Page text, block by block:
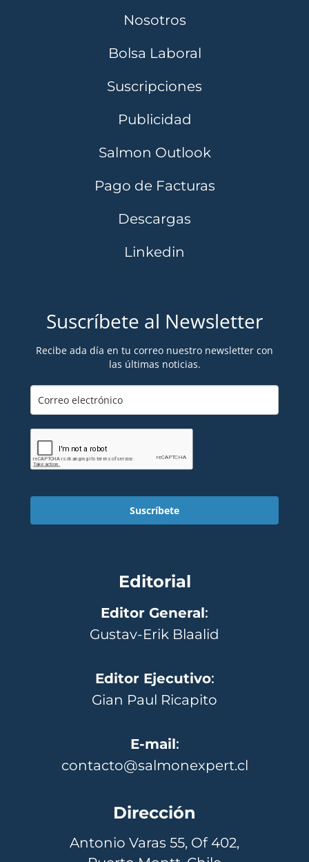
Nosotros
Bolsa Laboral
Suscripciones
Publicidad
Salmon Outlook
Pago de Facturas
Descargas
Linkedin
Suscríbete al Newsletter
Recibe ada día en tu correo nuestro newsletter con
las últimas noticias.
Suscríbete
Editorial
Editor General:
Gustav-Erik Blaalid
Editor Ejecutivo:
Gian Paul Ricapito
E-mail:
contacto@salmonexpert.cl
Dirección
Antonio Varas 55, Of 402,